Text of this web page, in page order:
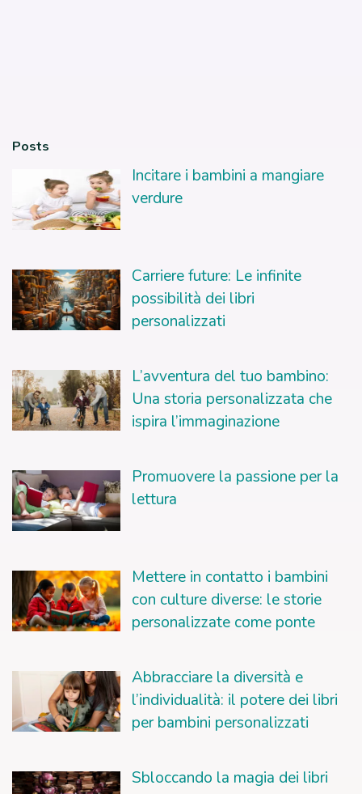
Posts
Incitare i bambini a mangiare
verdure
Carriere future: Le infinite
possibilità dei libri
personalizzati
L’avventura del tuo bambino:
Una storia personalizzata che
ispira l’immaginazione
Promuovere la passione per la
lettura
Mettere in contatto i bambini
con culture diverse: le storie
personalizzate come ponte
Abbracciare la diversità e
l’individualità: il potere dei libri
per bambini personalizzati
Sbloccando la magia dei libri